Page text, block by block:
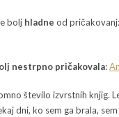
bolj hladne od pričakovanj:
nestrpno pričakovala:
število izvrstnih knjig.
dni, ko sem ga brala,